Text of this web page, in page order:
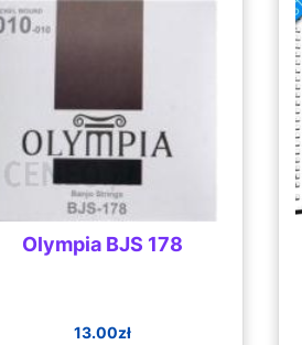
Olympia BJS 178
13.00zł